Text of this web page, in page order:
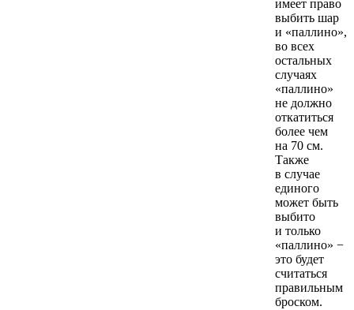
имеет право
выбить шар
и «паллино»,
во всех
остальных
случаях
«паллино»
не должно
откатиться
более чем
на 70 см.
Также
в случае
единого
может быть
выбито
и только
«паллино» −
это будет
считаться
правильным
броском.